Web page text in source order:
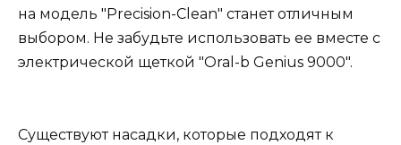
на модель "Precision-Clean" станет отличным
выбором. Не забудьте использовать ее вместе с
электрической щеткой "Oral-b Genius 9000".
Существуют насадки, которые подходят к